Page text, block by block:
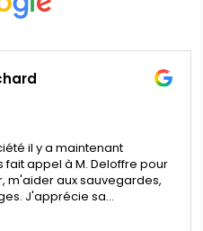
il y a maintenant
fait appel à M. Deloffre pour
m'aider aux sauvegardes,
J'apprécie sa